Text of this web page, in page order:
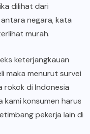
dilihat dari
negara, kata
murah.
keterjangkauan
maka menurut survei
rokok di Indonesia
kami konsumen harus
pekerja lain di